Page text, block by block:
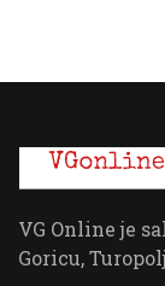
VG Online je
Goricu,